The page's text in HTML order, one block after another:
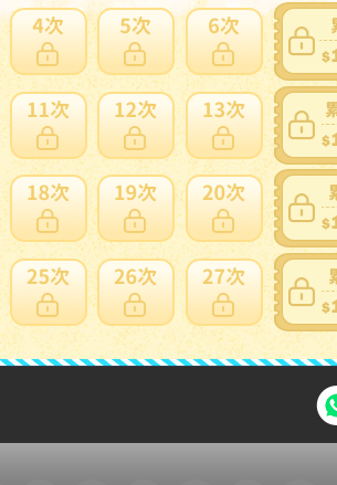
處理 運
支付方式
FPS 轉數快 / Tap & Go 拍住賞 - FPS
銀行過數
Payme
自取點現金儲值
Alipay HK
信用卡